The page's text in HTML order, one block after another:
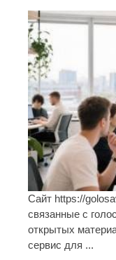
Сайт https://
связанные с
открытых
сервис для ...